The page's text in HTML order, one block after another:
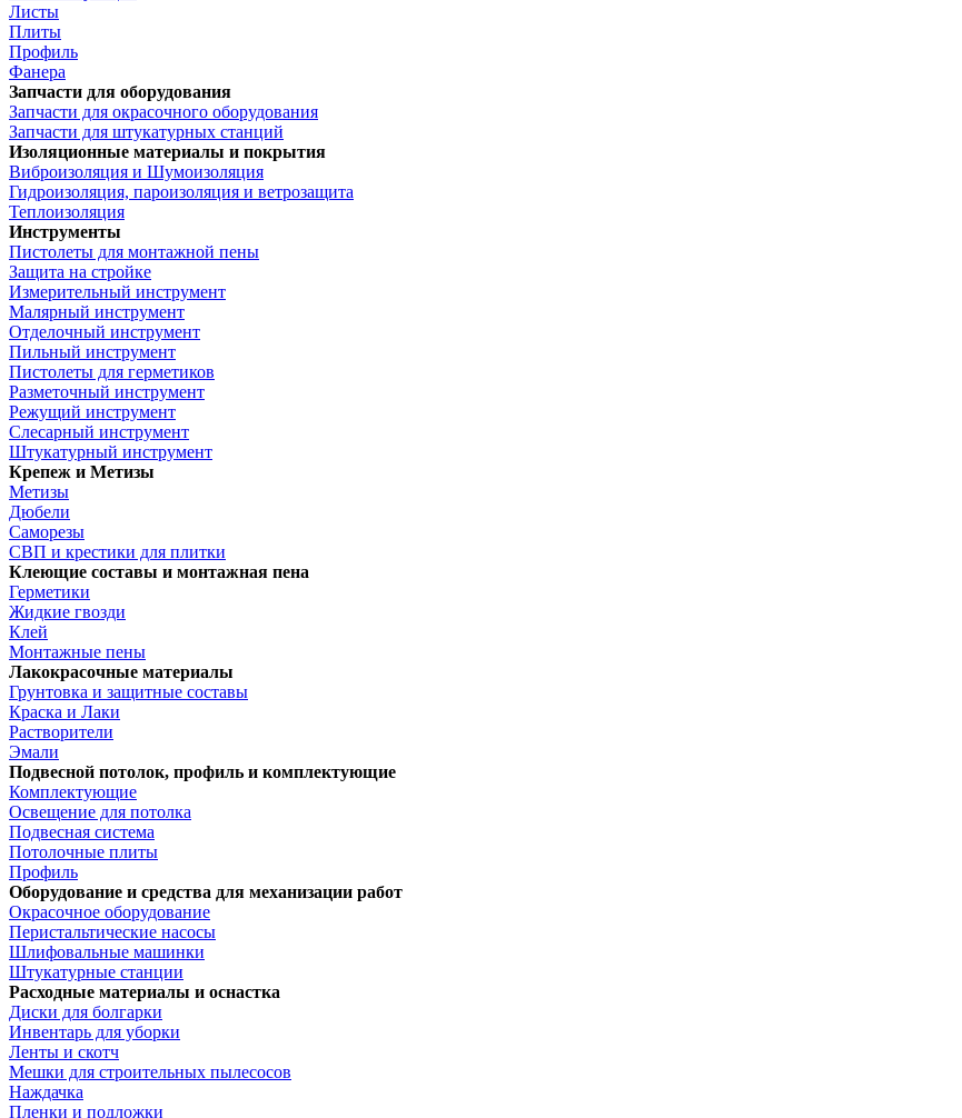
Листы
Плиты
Профиль
Фанера
Запчасти для оборудования
Запчасти для окрасочного оборудования
Запчасти для штукатурных станций
Изоляционные материалы и покрытия
Виброизоляция и Шумоизоляция
Гидроизоляция, пароизоляция и ветрозащита
Теплоизоляция
Инструменты
Пистолеты для монтажной пены
Защита на стройке
Измерительный инструмент
Малярный инструмент
Отделочный инструмент
Пильный инструмент
Пистолеты для герметиков
Разметочный инструмент
Режущий инструмент
Слесарный инструмент
Штукатурный инструмент
Крепеж и Метизы
Метизы
Дюбели
Саморезы
СВП и крестики для плитки
Клеющие составы и монтажная пена
Герметики
Жидкие гвозди
Клей
Монтажные пены
Лакокрасочные материалы
Грунтовка и защитные составы
Краска и Лаки
Растворители
Эмали
Подвесной потолок, профиль и комплектующие
Комплектующие
Освещение для потолка
Подвесная система
Потолочные плиты
Профиль
Оборудование и средства для механизации работ
Окрасочное оборудование
Перистальтические насосы
Шлифовальные машинки
Штукатурные станции
Расходные материалы и оснастка
Диски для болгарки
Инвентарь для уборки
Ленты и скотч
Мешки для строительных пылесосов
Наждачка
Пленки и подложки